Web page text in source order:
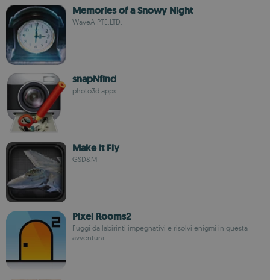
Memories of a Snowy Night
WaveA PTE.LTD.
snapNfind
photo3d.apps
Make It Fly
GSD&M
Pixel Rooms2
Fuggi da labirinti impegnativi e risolvi enigmi in questa
avventura